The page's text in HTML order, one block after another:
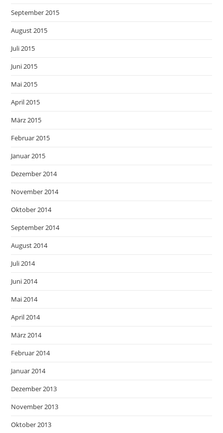
September 2015
August 2015
Juli 2015
Juni 2015
Mai 2015
April 2015
März 2015
Februar 2015
Januar 2015
Dezember 2014
November 2014
Oktober 2014
September 2014
August 2014
Juli 2014
Juni 2014
Mai 2014
April 2014
März 2014
Februar 2014
Januar 2014
Dezember 2013
November 2013
Oktober 2013